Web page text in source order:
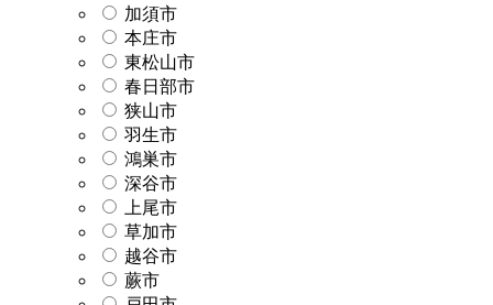
加須市
本庄市
東松山市
春日部市
狭山市
羽生市
鴻巣市
深谷市
上尾市
草加市
越谷市
蕨市